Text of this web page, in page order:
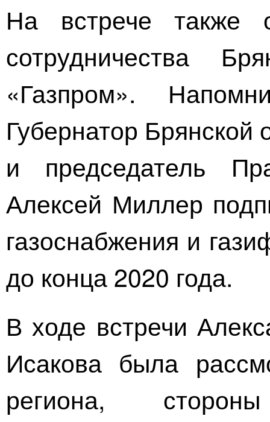
На встрече также
сотрудничества
«Газпром».
Губернатор Брянской
и председатель
Алексей Миллер
газоснабжения и
до конца 2020 года.
В ходе встречи
Исакова была
региона,